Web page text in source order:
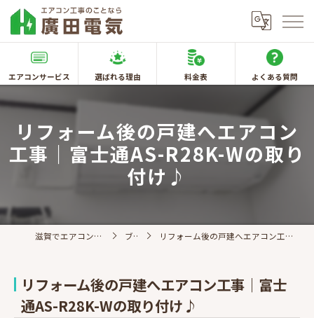
エアコンサービス 選ばれる理由 料金表 よくある質問
リフォーム後の戸建へエアコン
工事｜富士通AS-R28K-Wの取り
付け♪
滋賀でエアコン取付なら廣田電気 ブログ リフォーム後の戸建へエアコン工事｜富士通AS-R28K-Wの取り付け♪
リフォーム後の戸建へエアコン工事｜富士
通AS-R28K-Wの取り付け♪